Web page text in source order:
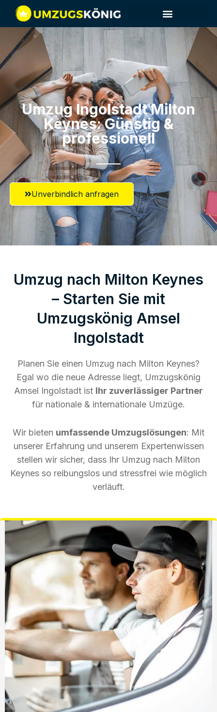
Umzug Ingolstadt​ Milton
Keynes: Günstig &
professionell​
Unverbindlich anfragen
Umzug nach Milton Keynes
– Starten Sie mit
Umzugskönig Amsel
Ingolstadt
Planen Sie einen Umzug nach Milton Keynes?
Egal wo die neue Adresse liegt, Umzugskönig
Amsel Ingolstadt ist Ihr zuverlässiger Partner
für nationale & internationale Umzüge.
Wir bieten umfassende Umzugslösungen: Mit
unserer Erfahrung und unserem Expertenwissen
stellen wir sicher, dass Ihr Umzug nach Milton
Keynes so reibungslos und stressfrei wie möglich
verläuft.